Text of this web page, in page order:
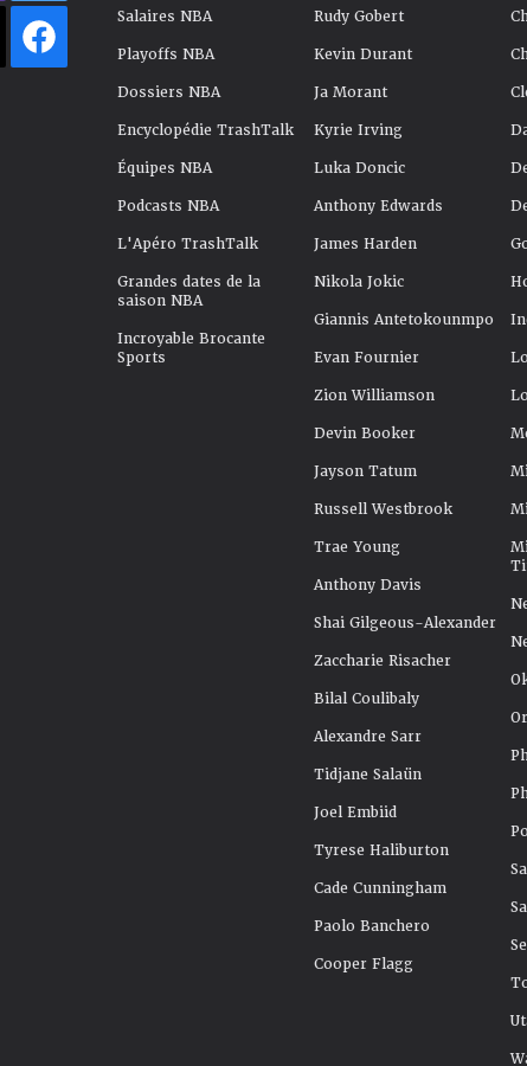
Salaires NBA
Playoffs NBA
Dossiers NBA
Encyclopédie TrashTalk
Équipes NBA
Podcasts NBA
L'Apéro TrashTalk
Grandes dates de la
saison NBA
Incroyable Brocante
Sports
Rudy Gobert
Kevin Durant
Ja Morant
Kyrie Irving
Luka Doncic
Anthony Edwards
James Harden
Nikola Jokic
Giannis Antetokounmpo
Evan Fournier
Zion Williamson
Devin Booker
Jayson Tatum
Russell Westbrook
Trae Young
Anthony Davis
Shai Gilgeous-Alexander
Zaccharie Risacher
Bilal Coulibaly
Alexandre Sarr
Tidjane Salaün
Joel Embiid
Tyrese Haliburton
Cade Cunningham
Paolo Banchero
Cooper Flagg